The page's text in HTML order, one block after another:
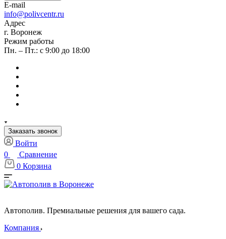
E-mail
info@polivcentr.ru
Адрес
г. Воронеж
Режим работы
Пн. – Пт.: с 9:00 до 18:00
Заказать звонок
Войти
0
Сравнение
0 Корзина
Автополив. Премиальные решения для вашего сада.
Компания